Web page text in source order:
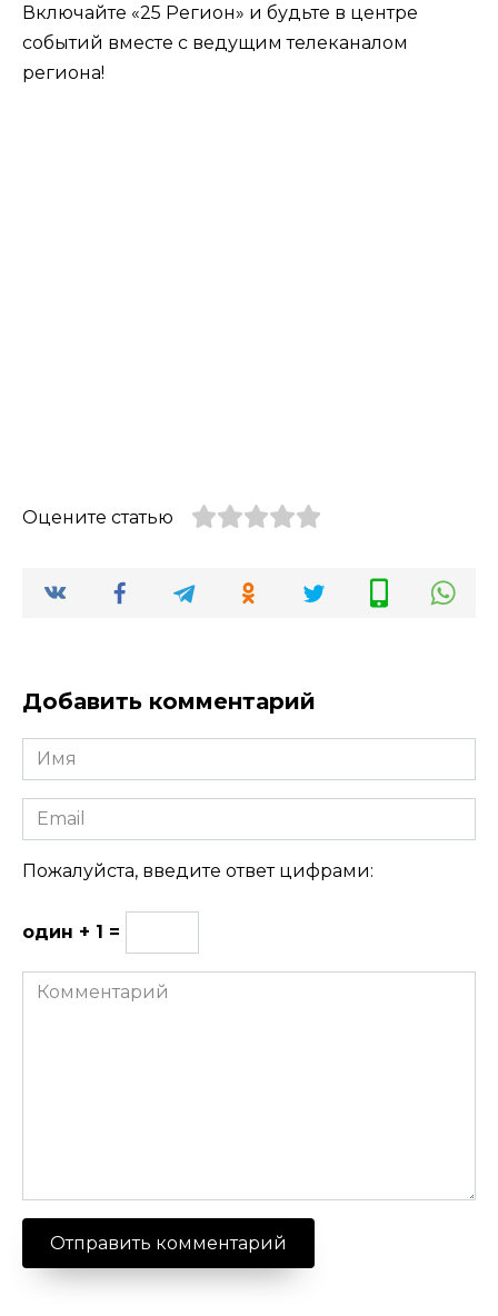
Включайте «25 Регион» и будьте в центре
событий вместе с ведущим телеканалом
региона!
Оцените статью
Добавить комментарий
Имя
Email
Пожалуйста, введите ответ цифрами:
один + 1 =
Комментарий